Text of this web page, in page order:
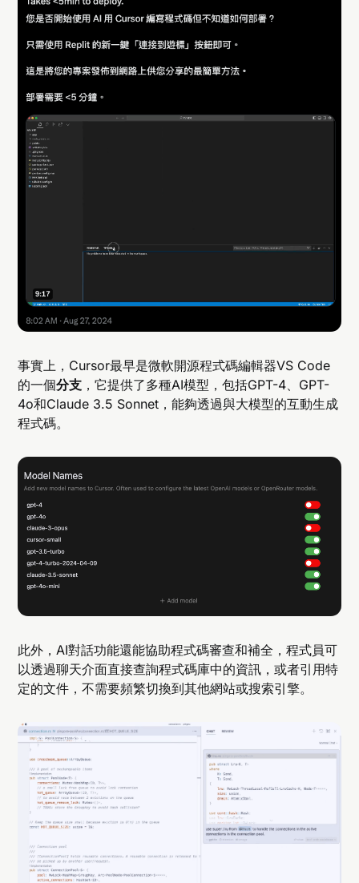
事實上，Cursor最早是微軟開源程式碼編輯器VS Code
的一個分支 ，它提供了多種AI模型，包括GPT-4、GPT-
4o和Claude 3.5 Sonnet，能夠透過與大模型的互動生成
程式碼。
此外，AI對話功能還能協助程式碼審查和補全，程式員可
以透過聊天介面直接查詢程式碼庫中的資訊，或者引用特
定的文件，不需要頻繁切換到其他網站或搜索引擎。